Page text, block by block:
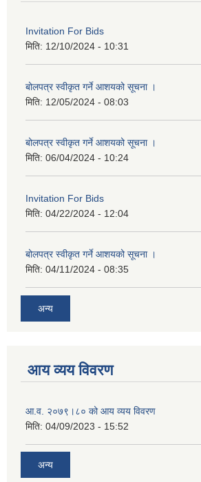
Invitation For Bids
मिति: 12/10/2024 - 10:31
बोलपत्र स्वीकृत गर्ने आशयको सूचना ।
मिति: 12/05/2024 - 08:03
बोलपत्र स्वीकृत गर्ने आशयको सूचना ।
मिति: 06/04/2024 - 10:24
Invitation For Bids
मिति: 04/22/2024 - 12:04
बोलपत्र स्वीकृत गर्ने आशयको सूचना ।
मिति: 04/11/2024 - 08:35
अन्य
आय व्यय विवरण
आ.व. २०७९।८० को आय व्यय विवरण
मिति: 04/09/2023 - 15:52
अन्य